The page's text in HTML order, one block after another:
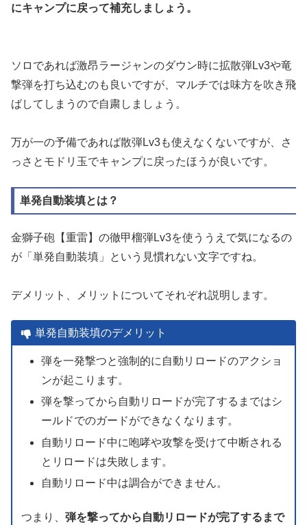
にキャンプに戻って補充しましょう。
ソロであれば激昂ラージャンのダウン時に拡散弾Lv3や竜
撃弾を打ち込むのも良いですが、マルチでは味方を吹き飛
ばしてしまうので自粛しましょう。
万が一の予備であれば散弾Lv3も使えなくないですが、さ
っさとモドリ玉でキャンプに戻ったほうが良いです。
単発自動装填とは？
金獅子砲【重雷】の徹甲榴弾Lv3を使ううえで気になるの
が「単発自動装填」という見慣れない文字ですね。
デメリット、メリットについてそれぞれ説明します。
単発自動装填のデメリット
弾を一発撃つと強制的に自動リロードのアクショ
ンが起こります。
弾を撃ってから自動リロードが完了するまではシ
ールドでのガードができなくなります。
自動リロード中に咆哮や攻撃を受けて中断される
とリロードは失敗します。
自動リロード中は調合ができません。
つまり、 弾を撃ってから自動リロードが完了するまで